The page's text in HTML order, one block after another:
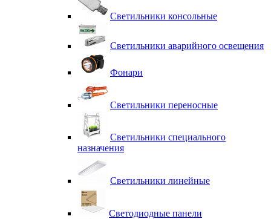
Светильники консольные
Светильники аварийного освещения
Фонари
Светильники переносные
Светильники специального
назначения
Светильники линейные
Светодиодные панели